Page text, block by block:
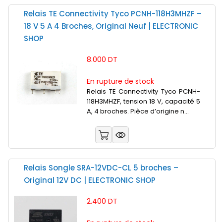
Relais TE Connectivity Tyco PCNH-118H3MHZF –
18 V 5 A 4 Broches, Original Neuf | ELECTRONIC
SHOP
8.000 DT
En rupture de stock
Relais TE Connectivity Tyco PCNH-
118H3MHZF, tension 18 V, capacité 5
A, 4 broches. Pièce d’origine n...
Relais Songle SRA-12VDC-CL 5 broches –
Original 12V DC | ELECTRONIC SHOP
2.400 DT